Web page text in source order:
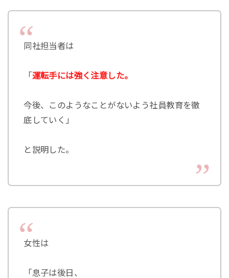
同社担当者は
「運転手には強く注意した。
今後、このようなことがないよう社員教育を徹
底していく」
と説明した。
女性は
「息子は後日、